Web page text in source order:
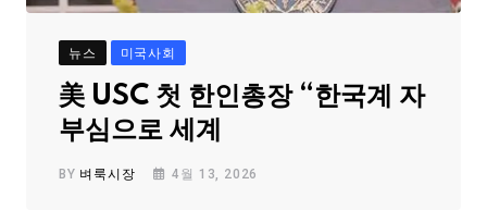
뉴스 미국사회
美 USC 첫 한인총장 “한국계 자
부심으로 세계
BY 벼룩시장 4월 13, 2026